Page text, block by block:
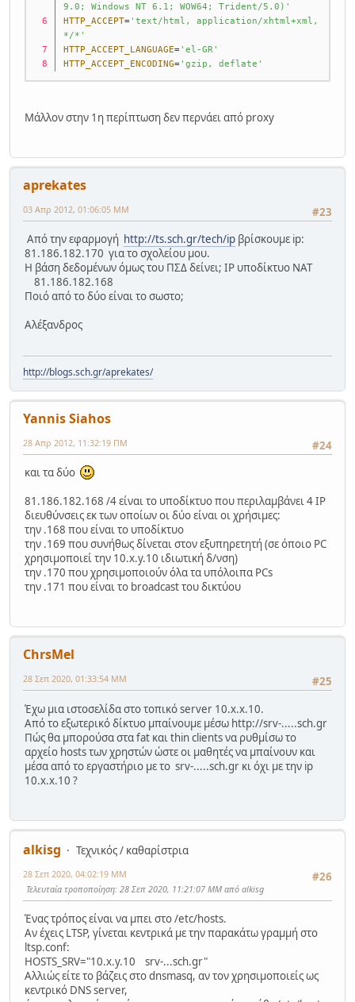
9.0; Windows NT 6.1; WOW64; Trident/5.0)'
HTTP_ACCEPT='text/html, application/xhtml+xml,
*/*'
HTTP_ACCEPT_LANGUAGE='el-GR'
HTTP_ACCEPT_ENCODING='gzip, deflate'
Μάλλον στην 1η περίπτωση δεν περνάει από proxy
aprekates
#23
03 Απρ 2012, 01:06:05 ΜΜ
Από την εφαρμογή http://ts.sch.gr/tech/ip βρίσκουμε ip:
81.186.182.170 για το σχολείου μου.
Η βάση δεδομένων όμως του ΠΣΔ δείνει; IP υποδίκτυο NAT
81.186.182.168
Ποιό από το δύο είναι το σωστο;
Αλέξανδρος
http://blogs.sch.gr/aprekates/
Yannis Siahos
#24
28 Απρ 2012, 11:32:19 ΠΜ
και τα δύο
81.186.182.168 /4 είναι το υποδίκτυο που περιλαμβάνει 4 IP
διευθύνσεις εκ των οποίων οι δύο είναι οι χρήσιμες:
την .168 που είναι το υποδίκτυο
την .169 που συνήθως δίνεται στον εξυπηρετητή (σε όποιο PC
χρησιμοποιεί την 10.x.y.10 ιδιωτική δ/νση)
την .170 που χρησιμοποιούν όλα τα υπόλοιπα PCs
την .171 που είναι το broadcast του δικτύου
ChrsMel
#25
28 Σεπ 2020, 01:33:54 ΜΜ
Έχω μια ιστοσελίδα στο τοπικό server 10.x.x.10.
Από το εξωτερικό δίκτυο μπαίνουμε μέσω http://srv-.....sch.gr
Πώς θα μπορούσα στα fat και thin clients να ρυθμίσω το
αρχείο hosts των χρηστών ώστε οι μαθητές να μπαίνουν και
μέσα από το εργαστήριο με το srv-.....sch.gr κι όχι με την ip
10.x.x.10 ?
alkisg
Τεχνικός / καθαρίστρια
#26
28 Σεπ 2020, 04:02:19 ΜΜ
Τελευταία τροποποίηση: 28 Σεπ 2020, 11:21:07 ΜΜ από alkisg
Ένας τρόπος είναι να μπει στο /etc/hosts.
Αν έχεις LTSP, γίνεται κεντρικά με την παρακάτω γραμμή στο
ltsp.conf:
HOSTS_SRV="10.x.y.10 srv-...sch.gr"
Αλλιώς είτε το βάζεις στο dnsmasq, αν τον χρησιμοποιείς ως
κεντρικό DNS server,